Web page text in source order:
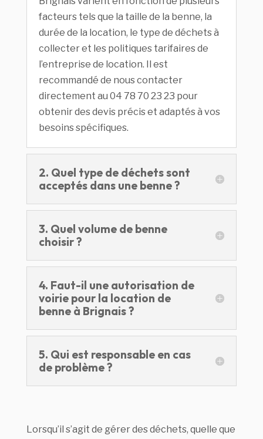
facteurs tels que la taille de la benne, la
durée de la location, le type de déchets à
collecter et les politiques tarifaires de
l’entreprise de location. Il est
recommandé de nous contacter
directement au 04 78 70 23 23 pour
obtenir des devis précis et adaptés à vos
besoins spécifiques.
2. Quel type de déchets sont
acceptés dans une benne ?
3. Quel volume de benne
choisir ?
4. Faut-il une autorisation de
voirie pour la location de
benne à Brignais ?
5. Qui est responsable en cas
de problème ?
Lorsqu’il s’agit de gérer des déchets, quelle que